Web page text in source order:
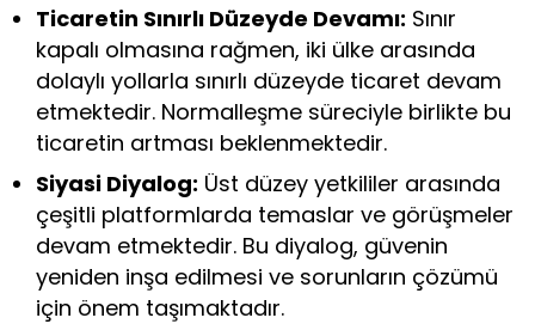
Ticaretin Sınırlı Düzeyde Devamı: Sınır
kapalı olmasına rağmen, iki ülke arasında
dolaylı yollarla sınırlı düzeyde ticaret devam
etmektedir. Normalleşme süreciyle birlikte bu
ticaretin artması beklenmektedir.
Siyasi Diyalog: Üst düzey yetkililer arasında
çeşitli platformlarda temaslar ve görüşmeler
devam etmektedir. Bu diyalog, güvenin
yeniden inşa edilmesi ve sorunların çözümü
için önem taşımaktadır.